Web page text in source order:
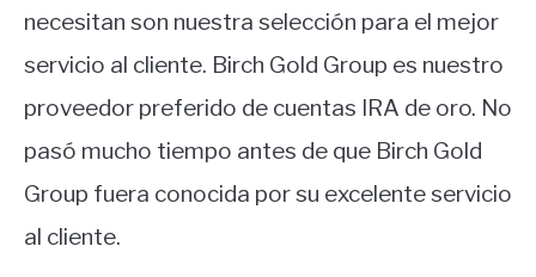
necesitan son nuestra selección para el mejor
servicio al cliente. Birch Gold Group es nuestro
proveedor preferido de cuentas IRA de oro. No
pasó mucho tiempo antes de que Birch Gold
Group fuera conocida por su excelente servicio
al cliente.